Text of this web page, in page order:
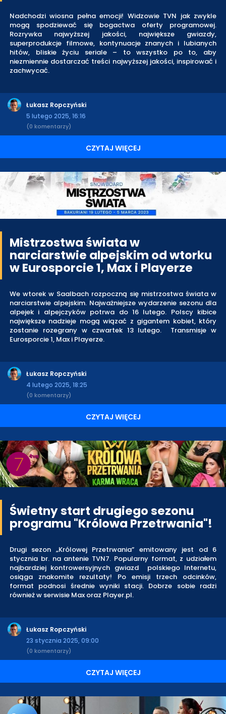
Nadchodzi wiosna pełna emocji! Widzowie TVN jak zwykle
mogą spodziewać się bogactwa oferty programowej.
Rozrywka najwyższej jakości, największe gwiazdy,
superprodukcje filmowe, kontynuacje znanych i lubianych
hitów, bliskie życiu seriale – to wszystko po to, aby
niezmiennie dostarczać treści najwyższej jakości, inspirować i
zachwycać.
Łukasz Ropczyński
5 lutego 2025, 16:16
(0 komentarzy)
CZYTAJ WIĘCEJ
Mistrzostwa świata w
narciarstwie alpejskim od wtorku
w Eurosporcie 1, Max i Playerze
We wtorek w Saalbach rozpoczną się mistrzostwa świata w
narciarstwie alpejskim. Najważniejsze wydarzenie sezonu dla
alpejek i alpejczyków potrwa do 16 lutego. Polscy kibice
największe nadzieje mogą wiązać z gigantem kobiet, który
zostanie rozegrany w czwartek 13 lutego. Transmisje w
Eurosporcie 1, Max i Playerze.
Łukasz Ropczyński
4 lutego 2025, 18:25
(0 komentarzy)
CZYTAJ WIĘCEJ
Świetny start drugiego sezonu
programu "Królowa Przetrwania"!
Drugi sezon „Królowej Przetrwania” emitowany jest od 6
stycznia br. na antenie TVN7. Popularny format, z udziałem
najbardziej kontrowersyjnych gwiazd polskiego Internetu,
osiąga znakomite rezultaty! Po emisji trzech odcinków,
format podnosi średnie wyniki stacji. Dobrze sobie radzi
również w serwisie Max oraz Player.pl.
Łukasz Ropczyński
23 stycznia 2025, 09:00
(0 komentarzy)
CZYTAJ WIĘCEJ